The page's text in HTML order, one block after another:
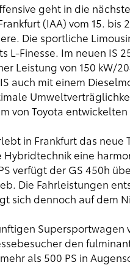
geht in die
(IAA) vom 15. bis
Die sportliche
L-Finesse. Im neuen IS
Leistung von 150 kW/
auch mit einem
von Toyota entwickelten
in Frankfurt das neue
eine
verfügt der GS 450h
Die Fahrleistungen
sich dennoch auf dem
den
als 500 PS in